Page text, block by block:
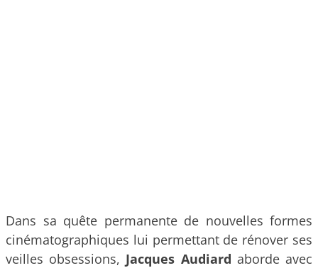
Dans sa quête permanente de nouvelles formes
cinématographiques lui permettant de rénover ses
veilles obsessions, Jacques Audiard aborde avec